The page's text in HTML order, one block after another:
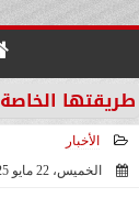
الخاصة
الأخبار
الخميس، 22 مايو 2025